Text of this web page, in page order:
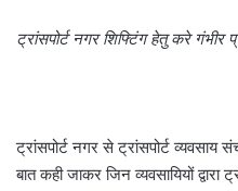
ट्रांसपोर्ट नगर शिफ्टिंग हेतु करे गंभीर
ट्रांसपोर्ट नगर से ट्रांसपोर्ट व्यवसाय
बात कही जाकर जिन व्यवसायियों द्वारा